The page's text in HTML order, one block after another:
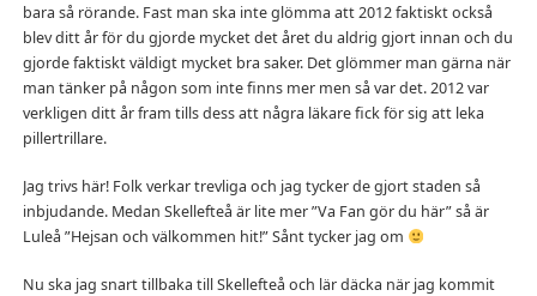
bara så rörande. Fast man ska inte glömma att 2012 faktiskt också
blev ditt år för du gjorde mycket det året du aldrig gjort innan och du
gjorde faktiskt väldigt mycket bra saker. Det glömmer man gärna när
man tänker på någon som inte finns mer men så var det. 2012 var
verkligen ditt år fram tills dess att några läkare fick för sig att leka
pillertrillare.
Jag trivs här! Folk verkar trevliga och jag tycker de gjort staden så
inbjudande. Medan Skellefteå är lite mer ”Va Fan gör du här” så är
Luleå ”Hejsan och välkommen hit!” Sånt tycker jag om
Nu ska jag snart tillbaka till Skellefteå och lär däcka när jag kommit